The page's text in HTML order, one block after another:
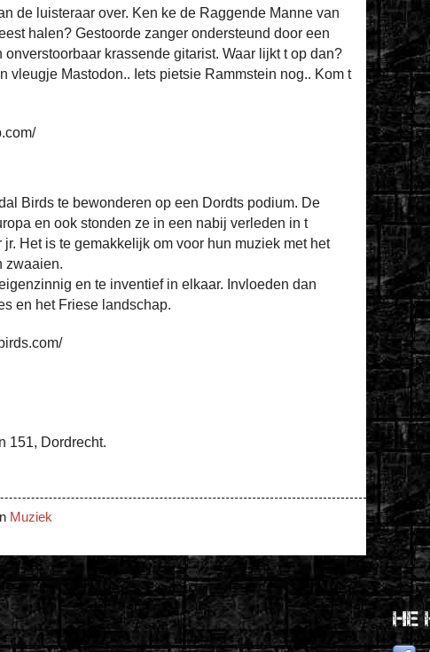
de luisteraar over. Ken ke de Raggende Manne van
halen? Gestoorde zanger ondersteund door een
krassende gitarist. Waar lijkt t op dan?
vleugje Mastodon.. Iets pietsie Rammstein nog.. Kom t
Birds te bewonderen op een Dordts podium. De
en ook stonden ze in een nabij verleden in t
Het is te gemakkelijk om voor hun muziek met het
zwaaien.
en te inventief in elkaar. Invloeden dan
en het Friese landschap.
151, Dordrecht.
Muziek
He